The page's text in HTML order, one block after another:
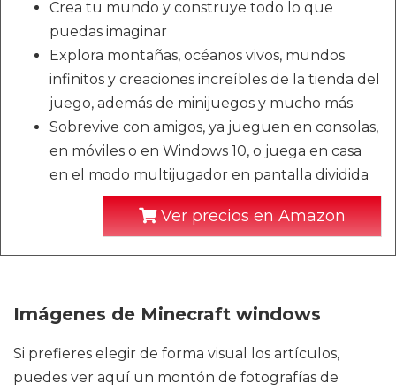
Crea tu mundo y construye todo lo que
puedas imaginar
Explora montañas, océanos vivos, mundos
infinitos y creaciones increíbles de la tienda del
juego, además de minijuegos y mucho más
Sobrevive con amigos, ya jueguen en consolas,
en móviles o en Windows 10, o juega en casa
en el modo multijugador en pantalla dividida
Ver precios en Amazon
Imágenes de Minecraft windows
Si prefieres elegir de forma visual los artículos,
puedes ver aquí un montón de fotografías de